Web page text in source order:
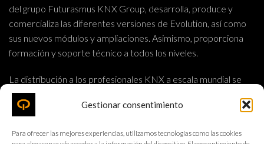
Gestionar consentimiento
Para ofrecer las mejores experiencias, utilizamos tecnologías como las cookies
del grupo Futurasmus KNX Group, desarrolla, produce y
comercializa las diferentes versiones de Evolution, así como
sus nuevos módulos y ampliaciones. Asimismo, proporciona
formación y soporte técnico a todos los niveles.
La distribución a los profesionales KNX a escala mundial se
lleva a cabo mediante Futurasmus, S.L. (
knxgroup.es
), mayorista de componentes KNX.
FUTURASMUS KNX TEST LAB, S.L.